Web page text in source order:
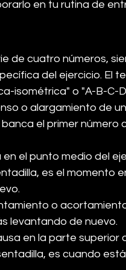
en tu rutina de
de cuatro números,
del ejercicio. El
isométrica" o "A-B-C-
o alargamiento de
el primer número
el punto medio del
es el momento
o
levantando de nuevo.
en la parte superior
es cuando